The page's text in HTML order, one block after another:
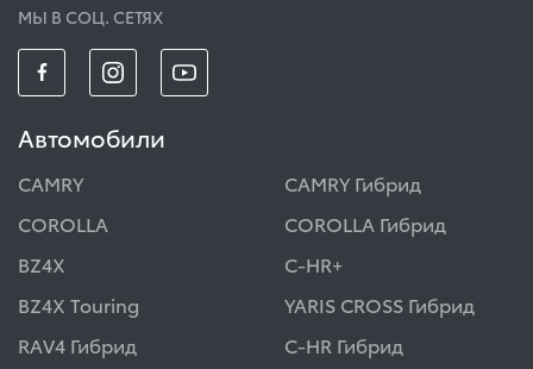
МЫ В СОЦ. СЕТЯХ
Автомобили
CAMRY
CAMRY Гибрид
COROLLA
COROLLA Гибрид
BZ4X
C-HR+
BZ4X Touring
YARIS CROSS Гибрид
RAV4 Гибрид
C-HR Гибрид